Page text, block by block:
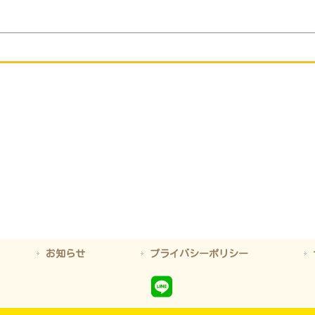
お知らせ プライバシーポリシー